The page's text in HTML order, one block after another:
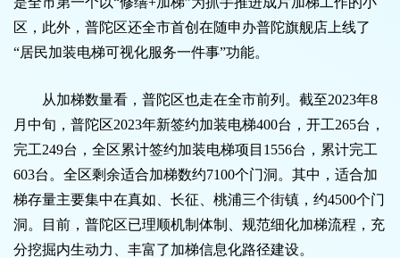
区，此外，普陀区还全市首创在随申办普陀旗舰店上线了
“居民加装电梯可视化服务一件事”功能。
从加梯数量看，普陀区也走在全市前列。截至2023年8
月中旬，普陀区2023年新签约加装电梯400台，开工265台，
完工249台，全区累计签约加装电梯项目1556台，累计完工
603台。全区剩余适合加梯数约7100个门洞。其中，适合加
梯存量主要集中在真如、长征、桃浦三个街镇，约4500个门
洞。目前，普陀区已理顺机制体制、规范细化加梯流程，充
分挖掘内生动力、丰富了加梯信息化路径建设。